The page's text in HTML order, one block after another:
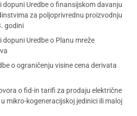
dopuni Uredbe o finansijskom davanju
za poljoprivrednu proizvodnju
godini
dopuni Uredbe o Planu mreže
o ograničenju visine cena derivata
o fid-in tarifi za prodaju električne
mikro-kogeneracijskoj jedinici ili maloj